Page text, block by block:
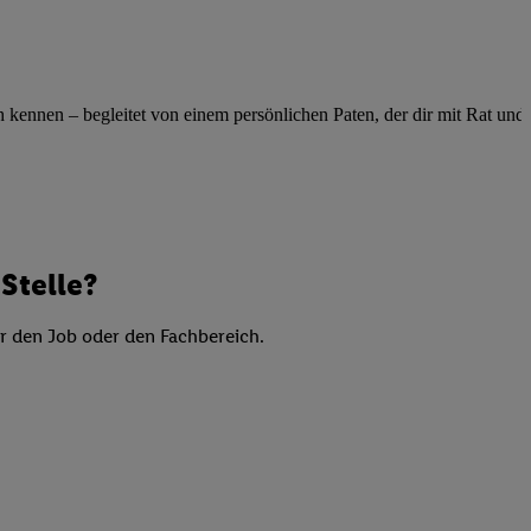
– begleitet von einem persönlichen Paten, der dir mit Rat und
Job oder den Fachbereich.
Quellen,
Analyse
Verwendung
von Profilen